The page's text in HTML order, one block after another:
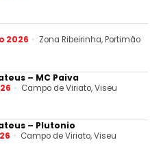
2026 Zona Ribeirinha, Portimão
– MC Paiva
Campo de Viriato, Viseu
– Plutonio
Campo de Viriato, Viseu